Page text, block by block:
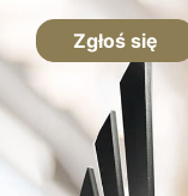
Zgłoś się